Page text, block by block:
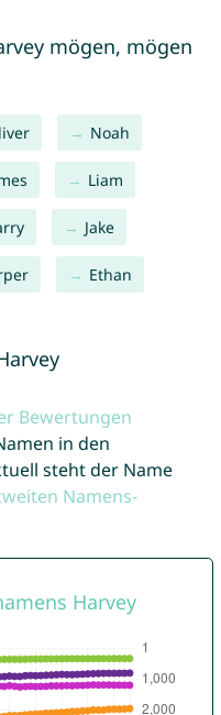
mögen, mögen
Noah
Liam
Jake
Ethan
Bewertungen
in den
steht der Name
Namens-